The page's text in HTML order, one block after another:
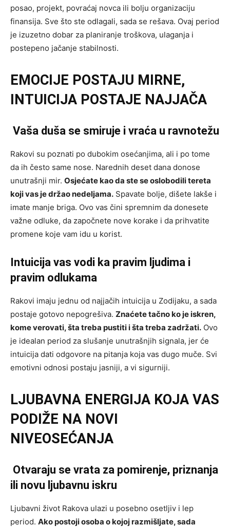
posao, projekt, povraćaj novca ili bolju organizaciju
finansija. Sve što ste odlagali, sada se rešava. Ovaj period
je izuzetno dobar za planiranje troškova, ulaganja i
postepeno jačanje stabilnosti.
EMOCIJE POSTAJU MIRNE,
INTUICIJA POSTAJE NAJJAČA
Vaša duša se smiruje i vraća u ravnotežu
Rakovi su poznati po dubokim osećanjima, ali i po tome
da ih često same nose. Narednih deset dana donose
unutrašnji mir. Osjećate kao da ste se oslobodili tereta
koji vas je držao nedeljama. Spavate bolje, dišete lakše i
imate manje briga. Ovo vas čini spremnim da donesete
važne odluke, da započnete nove korake i da prihvatite
promene koje vam idu u korist.
Intuicija vas vodi ka pravim ljudima i
pravim odlukama
Rakovi imaju jednu od najjačih intuicija u Zodijaku, a sada
postaje gotovo nepogrešiva. Znaćete tačno ko je iskren,
kome verovati, šta treba pustiti i šta treba zadržati. Ovo
je idealan period za slušanje unutrašnjih signala, jer će
intuicija dati odgovore na pitanja koja vas dugo muče. Svi
emotivni odnosi postaju jasniji, a vi sigurniji.
LJUBAVNA ENERGIJA KOJA VAS
PODIŽE NA NOVI
NIVEOSEĆANJA
Otvaraju se vrata za pomirenje, priznanja
ili novu ljubavnu iskru
Ljubavni život Rakova ulazi u posebno osetljiv i lep
period. Ako postoji osoba o kojoj razmišljate, sada